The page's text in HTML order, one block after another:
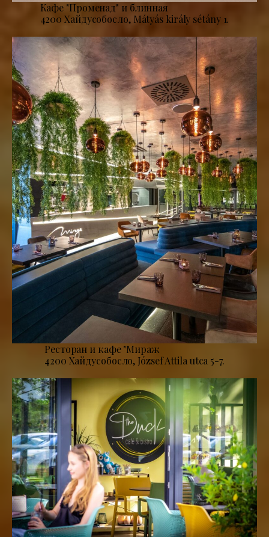
Кафе "Променад" и блинная
4200 Хайдусобосло, Mátyás király sétány 1.
Ресторан и кафе "Мираж
4200 Хайдусобосло, József Attila utca 5-7.